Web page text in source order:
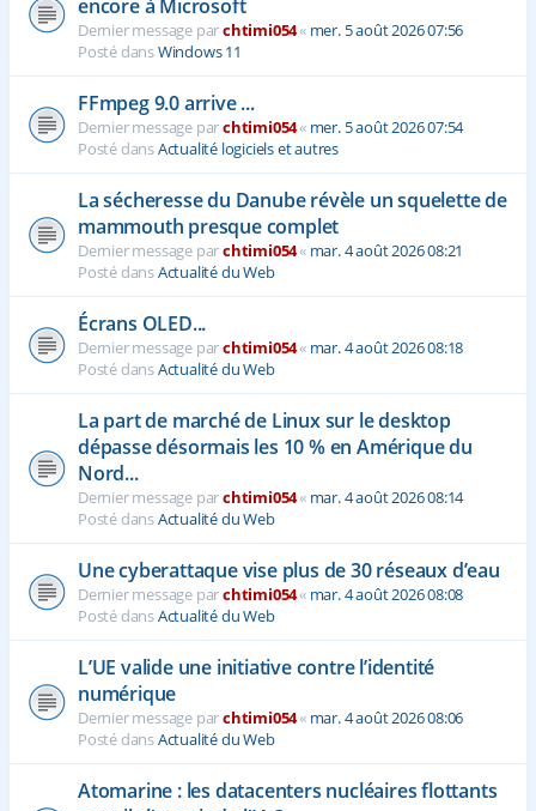
encore à Microsoft
Dernier message parchtimi054« mer. 5 août 2026 07:56
Posté dansWindows 11
FFmpeg 9.0 arrive ...
Dernier message parchtimi054« mer. 5 août 2026 07:54
Posté dansActualité logiciels et autres
La sécheresse du Danube révèle un squelette de
mammouth presque complet
Dernier message parchtimi054« mar. 4 août 2026 08:21
Posté dansActualité du Web
Écrans OLED...
Dernier message parchtimi054« mar. 4 août 2026 08:18
Posté dansActualité du Web
La part de marché de Linux sur le desktop
dépasse désormais les 10 % en Amérique du
Nord...
Dernier message parchtimi054« mar. 4 août 2026 08:14
Posté dansActualité du Web
Une cyberattaque vise plus de 30 réseaux d’eau
Dernier message parchtimi054« mar. 4 août 2026 08:08
Posté dansActualité du Web
L’UE valide une initiative contre l’identité
numérique
Dernier message parchtimi054« mar. 4 août 2026 08:06
Posté dansActualité du Web
Atomarine : les datacenters nucléaires flottants